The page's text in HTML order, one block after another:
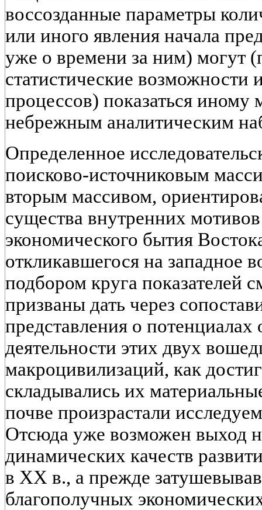
воссозданные параметры
или иного явления начала
уже о времени за ним) могут
статистические возможности
процессов) показаться
небрежным аналитическим
Определенное
поисково-источниковым
вторым массивом,
существа внутренних
экономического бытия
откликавшегося на западное
подбором круга показателей
призваны дать через
представления о
деятельности этих двух
макроцивилизаций, как
складывались их
почве произрастали
Отсюда уже возможен выход
динамических качеств
в XX в., а прежде
благополучных